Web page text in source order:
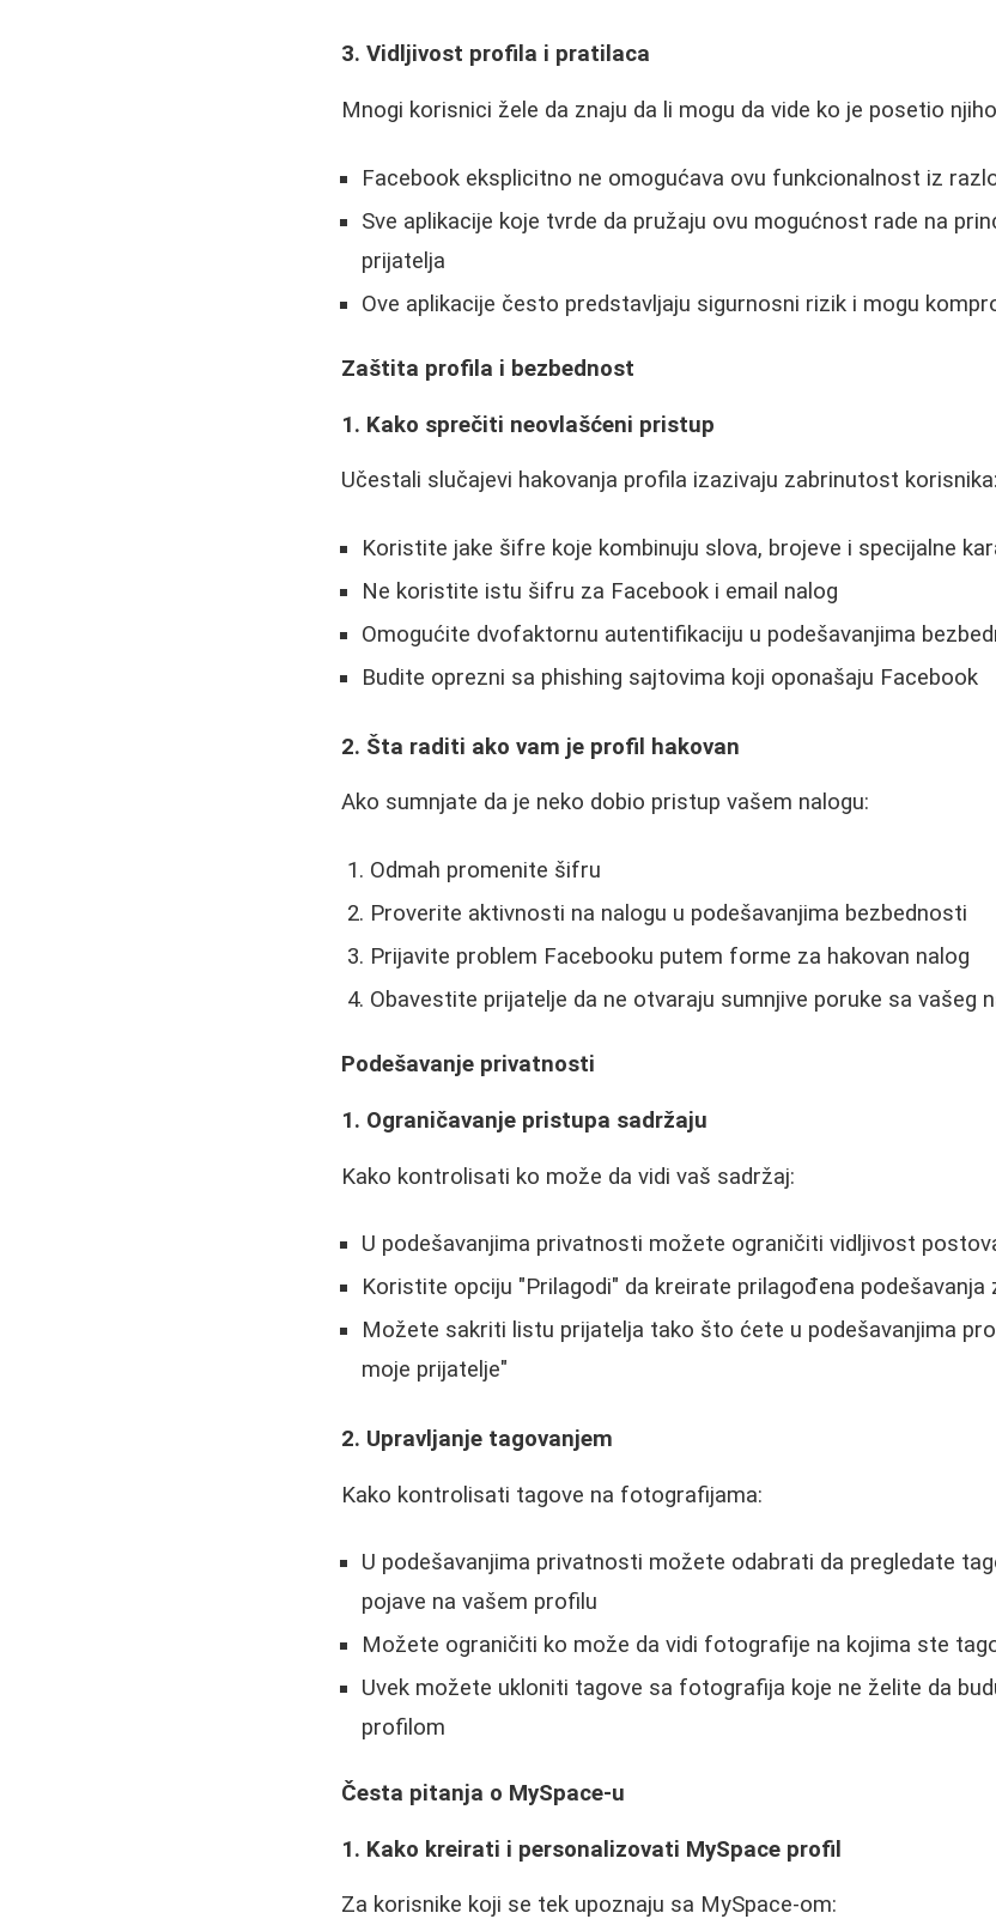
3. Vidljivost profila i pratilaca
Mnogi korisnici žele da znaju da li mogu da vide ko je posetio
Facebook eksplicitno ne omogućava ovu funkcionalnost iz
Sve aplikacije koje tvrde da pružaju ovu mogućnost rade na
prijatelja
Ove aplikacije često predstavljaju sigurnosni rizik i mogu
Zaštita profila i bezbednost
1. Kako sprečiti neovlašćeni pristup
Učestali slučajevi hakovanja profila izazivaju zabrinutost korisnika:
Koristite jake šifre koje kombinuju slova, brojeve i specijalne
Ne koristite istu šifru za Facebook i email nalog
Omogućite dvofaktornu autentifikaciju u podešavanjima
Budite oprezni sa phishing sajtovima koji oponašaju Facebook
2. Šta raditi ako vam je profil hakovan
Ako sumnjate da je neko dobio pristup vašem nalogu:
Odmah promenite šifru
Proverite aktivnosti na nalogu u podešavanjima bezbednosti
Prijavite problem Facebooku putem forme za hakovan nalog
Obavestite prijatelje da ne otvaraju sumnjive poruke sa vašeg
Podešavanje privatnosti
1. Ograničavanje pristupa sadržaju
Kako kontrolisati ko može da vidi vaš sadržaj:
U podešavanjima privatnosti možete ograničiti vidljivost
Koristite opciju "Prilagodi" da kreirate prilagođena podešavanja
Možete sakriti listu prijatelja tako što ćete u podešavanjima
moje prijatelje"
2. Upravljanje tagovanjem
Kako kontrolisati tagove na fotografijama:
U podešavanjima privatnosti možete odabrati da pregledate
pojave na vašem profilu
Možete ograničiti ko može da vidi fotografije na kojima ste
Uvek možete ukloniti tagove sa fotografija koje ne želite da
profilom
Česta pitanja o MySpace-u
1. Kako kreirati i personalizovati MySpace profil
Za korisnike koji se tek upoznaju sa MySpace-om: